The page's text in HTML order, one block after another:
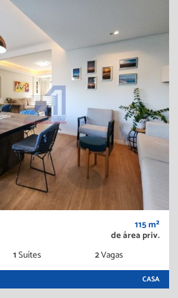
115 m²
de área priv.
1Suítes 2Vagas
CASA